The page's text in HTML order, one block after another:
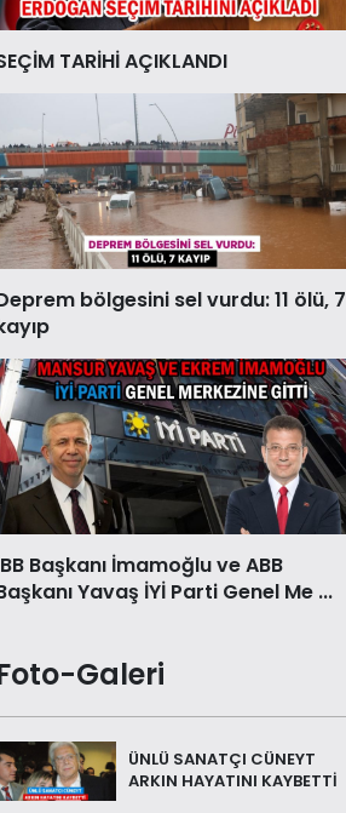
TARİHİ AÇIKLANDI
bölgesini sel vurdu: 11 ölü, 7
Başkanı İmamoğlu ve ABB
Yavaş İYİ Parti Genel Me ...
Galeri
ÜNLÜ SANATÇI CÜNEYT
ARKIN HAYATINI KAYBETTİ